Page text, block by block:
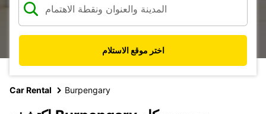
اختر موقع الاستلام
Car Rental Burpengary